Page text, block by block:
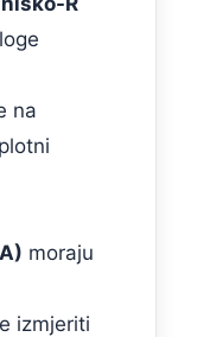
na
moraju
izmjeriti